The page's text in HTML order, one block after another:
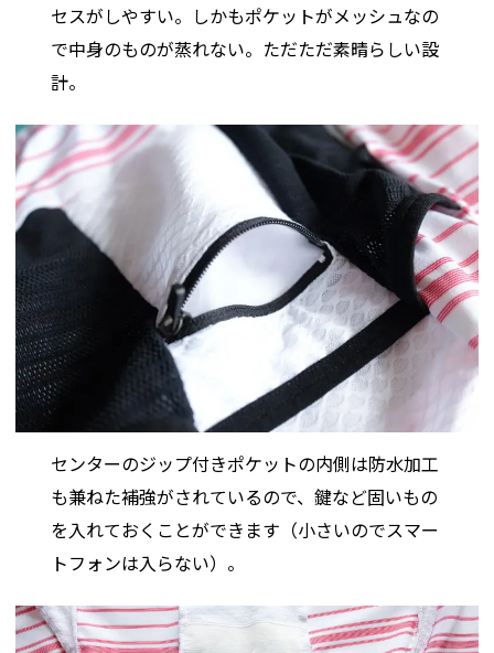
セスがしやすい。しかもポケットがメッシュなの
で中身のものが蒸れない。ただただ素晴らしい設
計。
センターのジップ付きポケットの内側は防水加工
も兼ねた補強がされているので、鍵など固いもの
を入れておくことができます（小さいのでスマー
トフォンは入らない）。